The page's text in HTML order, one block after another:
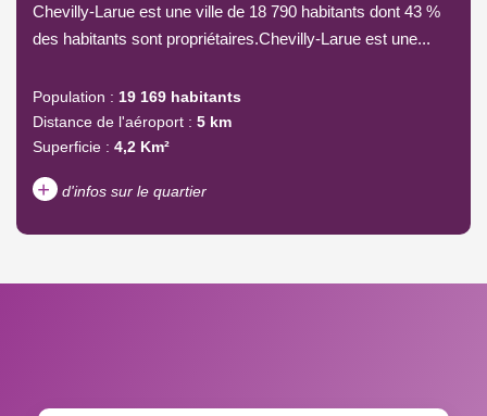
Chevilly-Larue est une ville de 18 790 habitants dont 43 %
des habitants sont propriétaires.Chevilly-Larue est une...
Population : 19 169 habitants
Distance de l'aéroport : 5 km
Superficie : 4,2 Km²
+ d'infos sur le quartier